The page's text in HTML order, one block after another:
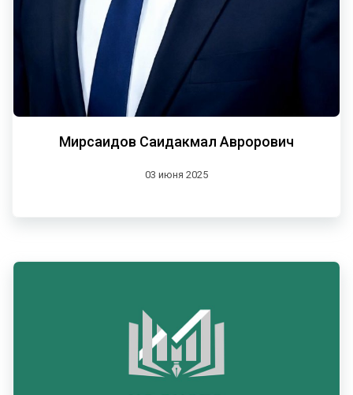
Мирсаидов Саидакмал Аврорович
03 июня 2025